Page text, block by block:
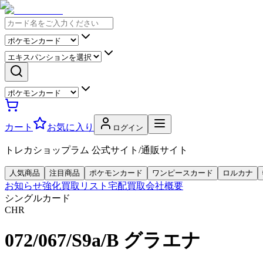
カート お気に入り ログイン
トレカショップラム 公式サイト/通販サイト
人気商品 注目商品 ポケモンカード ワンピースカード ロルカナ
お知らせ強化買取リスト 宅配買取会社概要
シングルカード
CHR
072/067/S9a/B グラエナ